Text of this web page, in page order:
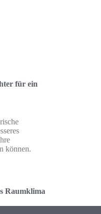
für ein
können.
Raumklima